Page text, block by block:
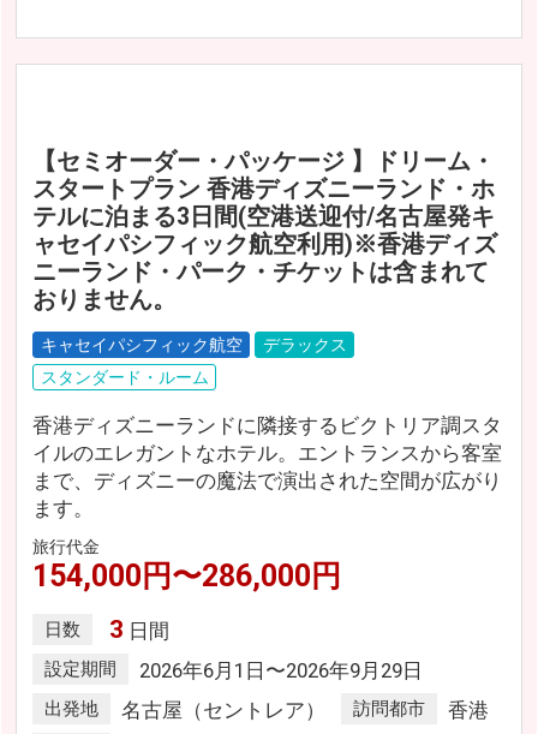
【セミオーダー・パッケージ 】ドリーム・
スタートプラン 香港ディズニーランド・ホ
テルに泊まる3日間(空港送迎付/名古屋発キ
ャセイパシフィック航空利用)※香港ディズ
ニーランド・パーク・チケットは含まれて
おりません。
キャセイパシフィック航空
デラックス
スタンダード・ルーム
香港ディズニーランドに隣接するビクトリア調スタ
イルのエレガントなホテル。エントランスから客室
まで、ディズニーの魔法で演出された空間が広がり
ます。
旅行代金
154,000円〜286,000円
日数 3 日間
設定期間 2026年6月1日〜2026年9月29日
出発地 名古屋（セントレア） 訪問都市 香港